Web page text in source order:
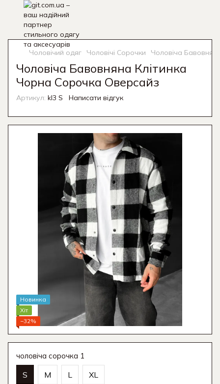
Чоловічий одяг Чоловічі Сорочки Чоловіча
Чоловіча Бавовняна Клітинка
Чорна Сорочка Оверсайз
Артикул: kl3 S Написати відгук
Новинка
Хіт
−32%
чоловіча сорочка 1
S M L XL